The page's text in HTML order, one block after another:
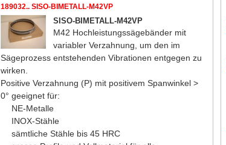
189032.. SISO-BIMETALL-M42VP
SISO-BIMETALL-M42VP
M42 Hochleistungssägebänder mit
variabler Verzahnung, um den im
Sägeprozess entstehenden Vibrationen entgegen zu
wirken.
Positive Verzahnung (P) mit positivem Spanwinkel >
0° geeignet für:
NE-Metalle
INOX-Stähle
sämtliche Stähle bis 45 HRC